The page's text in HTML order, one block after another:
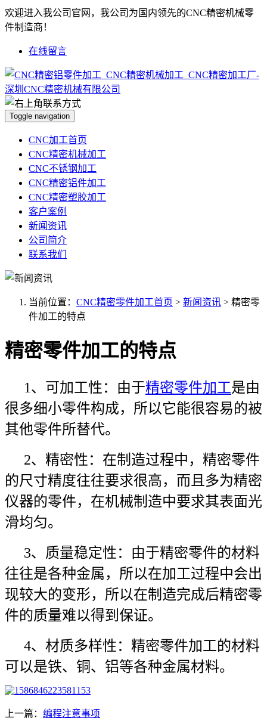
欢迎进入我公司官网，我公司为国内领先的CNC精密机械零
件制造商！
在线留言
Toggle navigation
CNC加工首页
CNC精密机械加工
CNC不锈钢加工
CNC精密铝件加工
CNC精密塑胶加工
客户案例
新闻资讯
公司简介
联系我们
当前位置： CNC精密零件加工首页 > 新闻资讯 > 精密零
件加工的特点
精密零件加工的特点
1、可加工性：由于精密零件加工是由
很多细小零件构成，所以它能很容易的被
其他零件所替代。
2、精密性：在制造过程中，精密零件
的尺寸精度往往要求很高，而且多为精密
仪器的零件，在机械制造中要求其表面光
滑均匀。
3、质量稳定性：由于精密零件的材料
往往是各种金属，所以在加工过程中会出
现较大的变形，所以在制造完成后精密零
件的质量难以得到保证。
4、材质多样性：精密零件加工的材料
可以是铁、铜、铝等各种金属材料。
上一篇： 编程注意事项